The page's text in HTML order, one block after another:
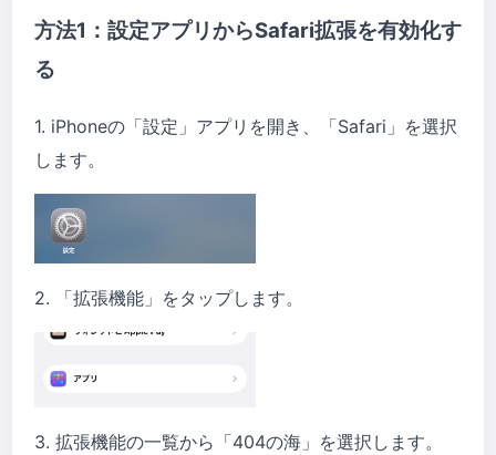
方法1：設定アプリからSafari拡張を有効化す
る
1. iPhoneの「設定」アプリを開き、「Safari」を選択
します。
2. 「拡張機能」をタップします。
3. 拡張機能の一覧から「404の海」を選択します。